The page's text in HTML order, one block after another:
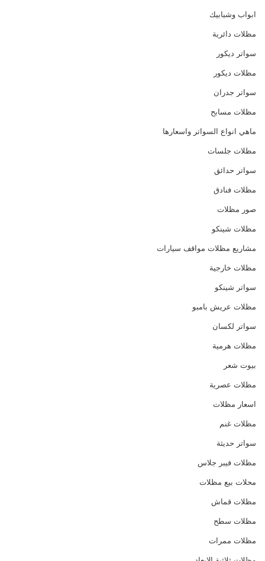
ابواب وشبابيك
مظلات دائرية
سواتر ديكور
مظلات ديكور
سواتر جدران
مظلات مسابح
ماهي انواع السواتر واسعارها
مظلات جلسات
سواتر حدائق
مظلات فنادق
صور مظلات
مظلات شينكو
مشاريع مظلات مواقف سيارات
مظلات خارجية
سواتر شينكو
مظلات عريش بامبو
سواتر لكسان
مظلات هرمية
بيوت شعر
مظلات عصرية
اسعار مظلات
مظلات غنم
سواتر حديثة
مظلات فيبر جلاس
محلات بيع مظلات
مظلات قماش
مظلات سطح
مظلات ممرات